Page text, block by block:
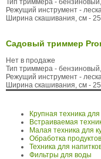
Тип триммера -
Режущий инструмент -
Ширина скашивания, см -
Садовый триммер
Нет в продаже
Тип триммера -
Режущий инструмент -
Ширина скашивания, см - 25
Крупная техника для
Встраиваемая
Малая техника для
Обработка продуктов
Техника для
Фильтры для воды